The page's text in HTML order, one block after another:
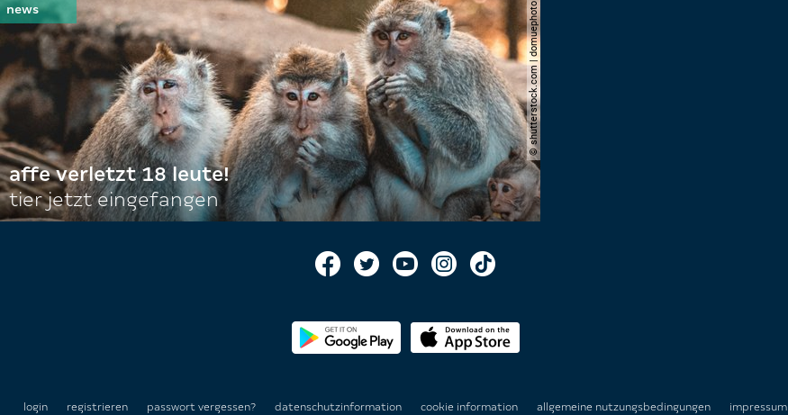
© shutterstock.com | domuephoto
affe verletzt 18 leute!
tier jetzt eingefangen
login registrieren passwort vergessen? datenschutzinformation cookie information allgemeine nutzungsbedingungen impressum